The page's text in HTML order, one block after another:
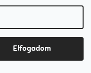
Elfogadom